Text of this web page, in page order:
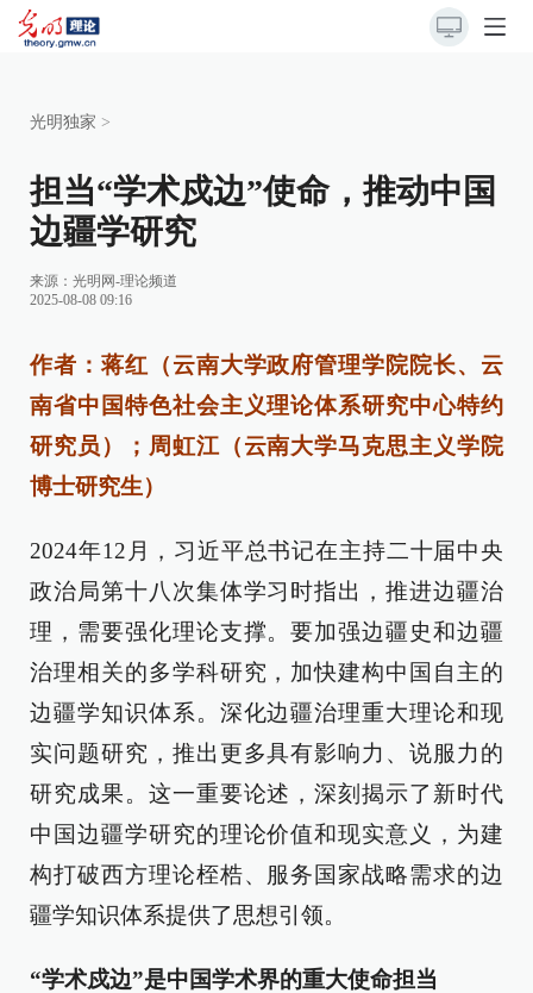
光明独家 >
担当“学术戍边”使命，推动中国
边疆学研究
来源： 光明网-理论频道
2025-08-08 09:16
作者：蒋红（云南大学政府管理学院院长、云
南省中国特色社会主义理论体系研究中心特约
研究员）；周虹江（云南大学马克思主义学院
博士研究生）
2024年12月，习近平总书记在主持二十届中央
政治局第十八次集体学习时指出，推进边疆治
理，需要强化理论支撑。要加强边疆史和边疆
治理相关的多学科研究，加快建构中国自主的
边疆学知识体系。深化边疆治理重大理论和现
实问题研究，推出更多具有影响力、说服力的
研究成果。这一重要论述，深刻揭示了新时代
中国边疆学研究的理论价值和现实意义，为建
构打破西方理论桎梏、服务国家战略需求的边
疆学知识体系提供了思想引领。
“学术戍边”是中国学术界的重大使命担当